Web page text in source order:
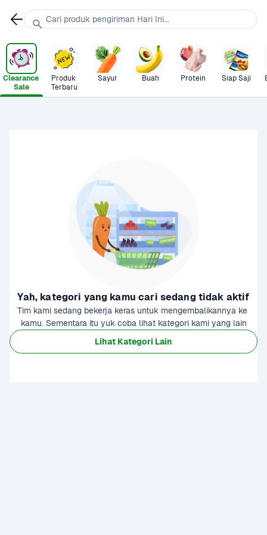
Clearance
Sale
Produk
Terbaru
Sayur Buah Protein Siap Saji
Yah, kategori yang kamu cari sedang tidak aktif
Tim kami sedang bekerja keras untuk mengembalikannya ke
kamu. Sementara itu yuk coba lihat kategori kami yang lain
Lihat Kategori Lain
Cari produk pengiriman Hari Ini...